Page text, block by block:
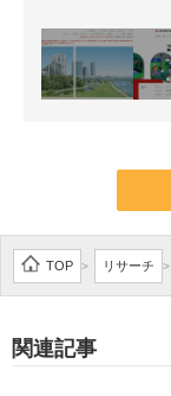
TOP > リサーチ >
関連記事